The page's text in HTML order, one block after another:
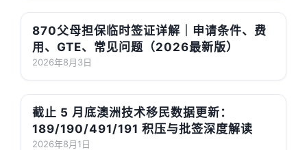
870父母担保临时签证详解｜申请条件、费
用、GTE、常见问题（2026最新版）
2026年8月3日
截止 5 月底澳洲技术移民数据更新：
189/190/491/191 积压与批签深度解读
2026年8月1日